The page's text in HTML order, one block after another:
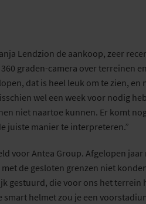
Lendzion de aankoop, zeer
360 graden-camera over terreinen
dat is heel leuk om te zien,
wel een week voor nodig
niet naartoe kunnen. Er komt
juiste manier te interpreteren.”
voor Antea Group. Afgelopen jaar
de gesloten grenzen niet
gestuurd, die voor ons het
smart helmetzou je een